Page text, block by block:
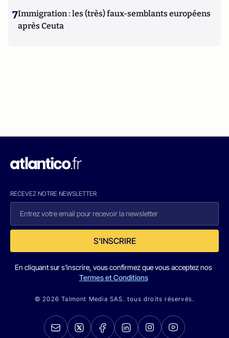
7Immigration : les (très) faux-semblants européens
après Ceuta
RECEVEZ NOTRE NEWSLETTER
S'INSCRIRE
En cliquant sur s'inscrire, vous confirmez que vous acceptez nos
Termes et Conditions
© 2026 Talmont Media SAS. tous droits réservés.